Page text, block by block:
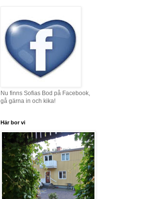
Nu finns Sofias Bod på Facebook,
gå gärna in och kika!
Här bor vi